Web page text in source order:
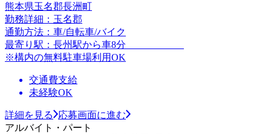
熊本県玉名郡長洲町
勤務詳細：玉名郡
通勤方法：車/自転車/バイク
最寄り駅：長州駅から車8分
※構内の無料駐車場利用OK
交通費支給
未経験OK
詳細を見る
応募画面に進む
アルバイト・パート